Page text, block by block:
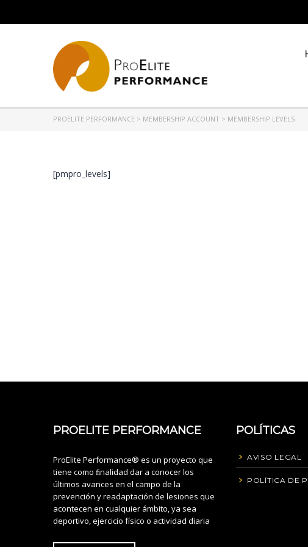
PROELITE PERFORMANCE > MEMBERSHIP ACCOUNT > MEMBERSHIP LEVELS
[pmpro_levels]
PROELITE PERFORMANCE
ProElite Performance® es un proyecto que
tiene como ﬁnalidad dar a conocer los
últimos avances en el campo de la
prevención y readaptación de lesiones que
acontecen en cualquier ámbito, ya sea
deportivo, ejercicio físico o actividad diaria
POLÍTICAS
AVISO LEGAL
POLÍTICA DE